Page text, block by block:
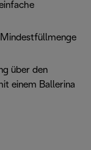
über den
einem Ballerina